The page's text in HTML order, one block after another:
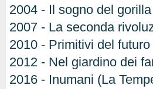
2004 - Il sogno del
2007 - La seconda
2010 - Primitivi del
2012 - Nel giardino dei
2016 - Inumani (La